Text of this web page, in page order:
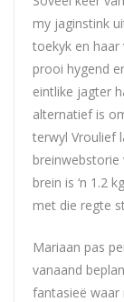
my jaginstink
toekyk en haar
prooi hygend
eintlike jagter
alternatief is
terwyl Vroulief
breinwebstorie
brein is ‘n 1.2
met die regte
Mariaan pas
vanaand
fantasieë waar